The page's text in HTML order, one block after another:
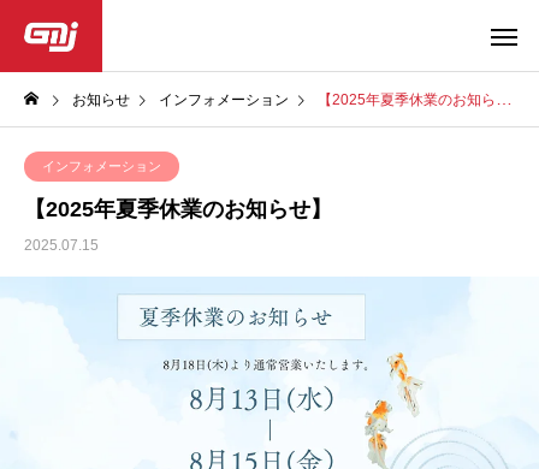
お知らせ インフォメーション 【2025年夏季休業のお知らせ】
インフォメーション
【2025年夏季休業のお知らせ】
2025.07.15